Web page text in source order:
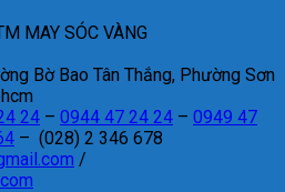
MAY SÓC VÀNG
Bờ Bao Tân Thắng, Phường Sơn
24 – 0944 47 24 24 – 0949 47
– (028) 2 346 678
/